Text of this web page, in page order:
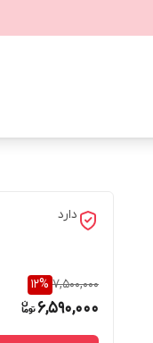
دارد
7,500,000
12%
6,590,000